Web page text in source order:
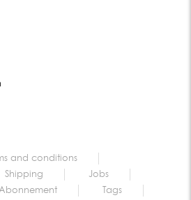
and conditions
Shipping
Jobs
Tags